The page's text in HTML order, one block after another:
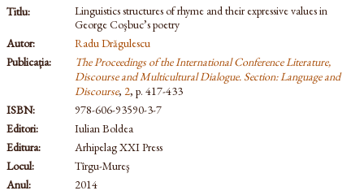
Titlu:
Linguistics structures of rhyme and their expressive values in
George Coşbuc’s poetry
Autor:
Radu Drăgulescu
Publicația:
The Proceedings of the International Conference Literature,
Discourse and Multicultural Dialogue. Section: Language and
Discourse, 2, p. 417-433
ISBN:
978-606-93590-3-7
Editori:
Iulian Boldea
Editura:
Arhipelag XXI Press
Locul:
Tîrgu-Mureş
Anul:
2014